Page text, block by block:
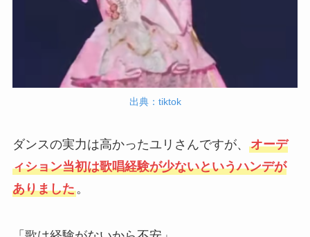
出典：tiktok
ダンスの実力は高かったユリさんですが、 オーデ
ィション当初は歌唱経験が少ないというハンデが
ありました。